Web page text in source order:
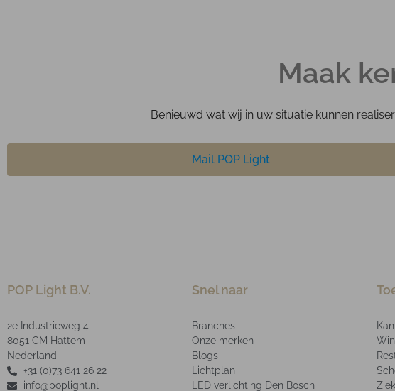
Maak
Benieuwd wat wij in uw situatie kunnen
Mail POP Light
POP Light B.V.
2e Industrieweg 4
8051 CM Hattem
Nederland
+31 (0)73 641 26 22
info@poplight.nl
Snel naar
Branches
Onze merken
Blogs
Lichtplan
LED verlichting Den Bosch